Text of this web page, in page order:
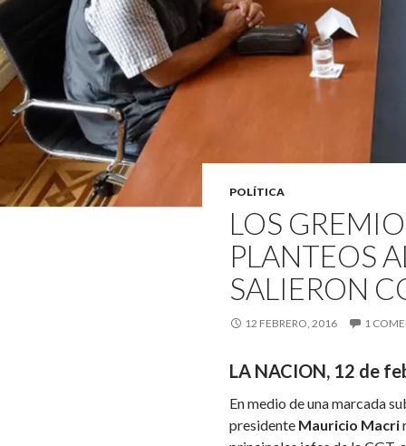
POLÍTICA
LOS
PLANTEOS
SALIERON
12 FEBRERO, 2016 1
LA NACION, 12 de
En medio de una marcada
presidente Mauricio Macri